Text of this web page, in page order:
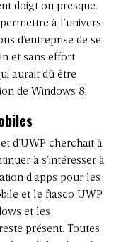
doigt ou presque.
à l’univers
d’entreprise de se
et sans effort
aurait dû être
de Windows 8.
d’UWP cherchait à
à s’intéresser à
d’apps pour les
et le fiasco UWP
et les
présent. Toutes